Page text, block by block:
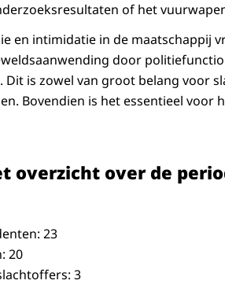
of het
en intimidatie in de maatschappij
door
is zowel van groot belang voor
Bovendien is het essentieel
overzicht over de
23
20
3